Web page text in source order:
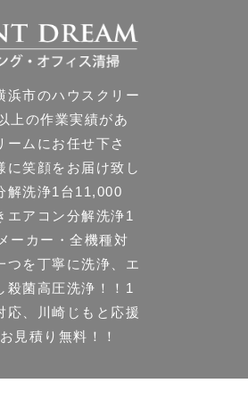
浜市のハウスクリー
上の作業実績があ
ームにお任せ下さ
に笑顔をお届け致し
解洗浄1台11,000
エアコン分解洗浄1
ーカー・全機種対
つを丁寧に洗浄、エ
殺菌高圧洗浄！！1
応、川崎じもと応援
見積り無料！！